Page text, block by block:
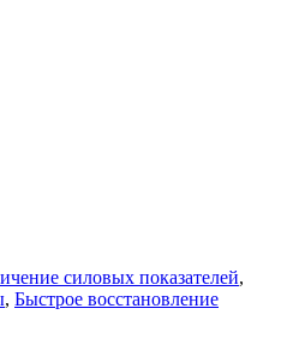
силовых показателей,
, Быстрое восстановление